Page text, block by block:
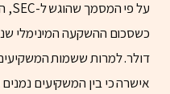
דולר. למרות ששמות
אישרה כי בין המשקיעים